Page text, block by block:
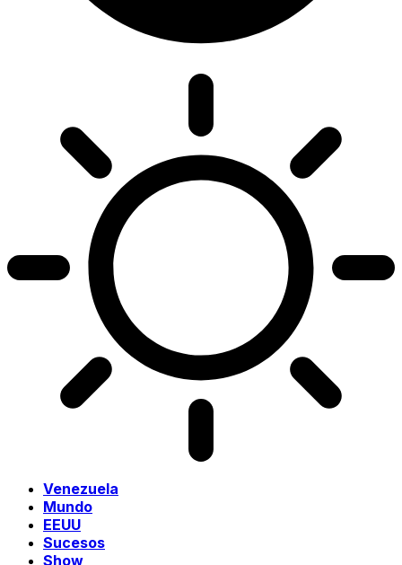
Venezuela
Mundo
EEUU
Sucesos
Show